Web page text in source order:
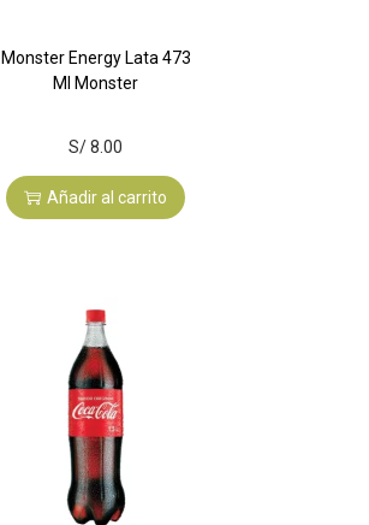
Monster Energy Lata 473
Ml Monster
S/8.00
Añadir al carrito